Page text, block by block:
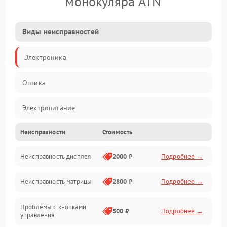
Виды неисправностей
Электроника
Оптика
Электропитание
Видео
ПО
Управление
Механические повреждения
Неисправности Стоимость
Неисправность дисплея 2000 ₽ Подробнее →
Неисправность матрицы 2800 ₽ Подробнее →
Проблемы с кнопками
управления
500 ₽ Подробнее →